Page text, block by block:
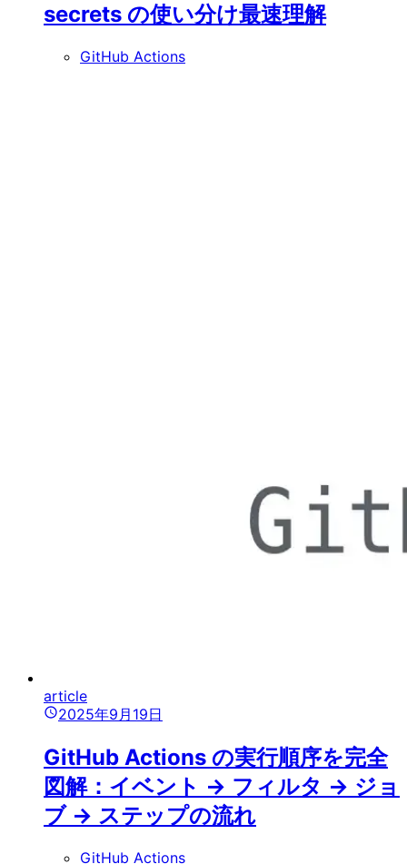
secrets の使い分け最速理解
GitHub Actions
article
2025年9月19日
GitHub Actions の実行順序を完全
図解：イベント → フィルタ → ジョ
ブ → ステップの流れ
GitHub Actions